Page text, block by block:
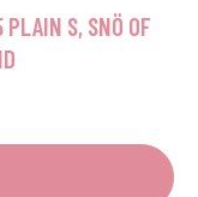
S, SNÖ OF